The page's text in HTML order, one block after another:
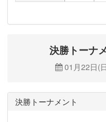
決勝トーナ
01月22日(
決勝トーナメント